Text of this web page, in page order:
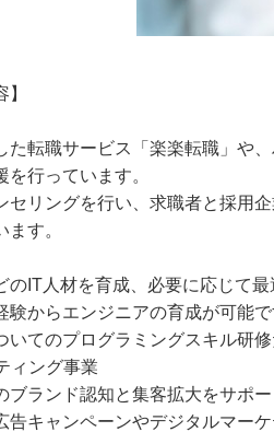
】
た転職サービス「楽楽転職」や
を行っています。
セリングを行い、求職者と採用
ます。
のIT人材を育成、必要に応じて
験からエンジニアの育成が可能で
いてのプログラミングスキル研
ィング事業
ブランド認知と集客拡大をサポ
告キャンペーンやデジタルマー